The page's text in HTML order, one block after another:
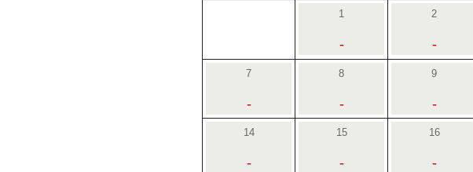
1
-
2
-
7
-
8
-
9
-
14
-
15
-
16
-